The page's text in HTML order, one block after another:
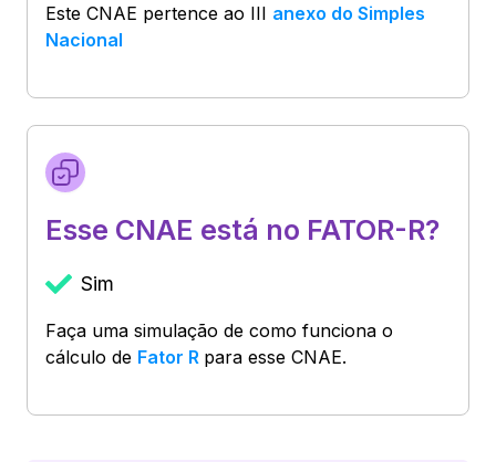
Este CNAE pertence ao III anexo do Simples
Nacional
Esse CNAE está no FATOR-R?
Sim
Faça uma simulação de como funciona o
cálculo de Fator R para esse CNAE.